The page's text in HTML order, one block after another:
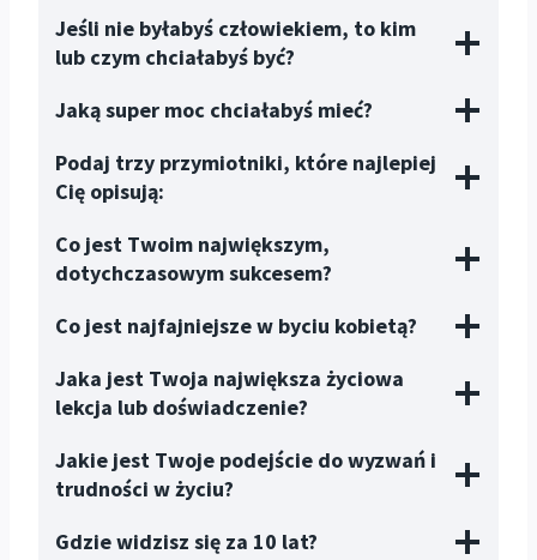
Jeśli nie byłabyś człowiekiem, to kim
lub czym chciałabyś być?
Jaką super moc chciałabyś mieć?
Podaj trzy przymiotniki, które najlepiej
Cię opisują:
Co jest Twoim największym,
dotychczasowym sukcesem?
Co jest najfajniejsze w byciu kobietą?
Jaka jest Twoja największa życiowa
lekcja lub doświadczenie?
Jakie jest Twoje podejście do wyzwań i
trudności w życiu?
Gdzie widzisz się za 10 lat?